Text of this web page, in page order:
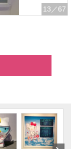
13 ／67